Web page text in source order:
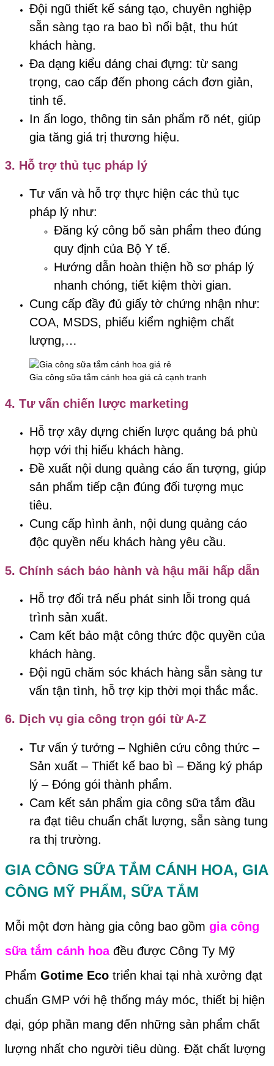
Đội ngũ thiết kế sáng tạo, chuyên nghiệp
sẵn sàng tạo ra bao bì nổi bật, thu hút
khách hàng.
Đa dạng kiểu dáng chai đựng: từ sang
trọng, cao cấp đến phong cách đơn giản,
tinh tế.
In ấn logo, thông tin sản phẩm rõ nét, giúp
gia tăng giá trị thương hiệu.
3. Hỗ trợ thủ tục pháp lý
Tư vấn và hỗ trợ thực hiện các thủ tục
pháp lý như:
Đăng ký công bố sản phẩm theo đúng
quy định của Bộ Y tế.
Hướng dẫn hoàn thiện hồ sơ pháp lý
nhanh chóng, tiết kiệm thời gian.
Cung cấp đầy đủ giấy tờ chứng nhận như:
COA, MSDS, phiếu kiểm nghiệm chất
lượng,…
Gia công sữa tắm cánh hoa giá cả cạnh tranh
4. Tư vấn chiến lược marketing
Hỗ trợ xây dựng chiến lược quảng bá phù
hợp với thị hiếu khách hàng.
Đề xuất nội dung quảng cáo ấn tượng, giúp
sản phẩm tiếp cận đúng đối tượng mục
tiêu.
Cung cấp hình ảnh, nội dung quảng cáo
độc quyền nếu khách hàng yêu cầu.
5. Chính sách bảo hành và hậu mãi hấp dẫn
Hỗ trợ đổi trả nếu phát sinh lỗi trong quá
trình sản xuất.
Cam kết bảo mật công thức độc quyền của
khách hàng.
Đội ngũ chăm sóc khách hàng sẵn sàng tư
vấn tận tình, hỗ trợ kịp thời mọi thắc mắc.
6. Dịch vụ gia công trọn gói từ A-Z
Tư vấn ý tưởng – Nghiên cứu công thức –
Sản xuất – Thiết kế bao bì – Đăng ký pháp
lý – Đóng gói thành phẩm.
Cam kết sản phẩm gia công sữa tắm đầu
ra đạt tiêu chuẩn chất lượng, sẵn sàng tung
ra thị trường.
GIA CÔNG SỮA TẮM CÁNH HOA, GIA
CÔNG MỸ PHẨM, SỮA TẮM
Mỗi một đơn hàng gia công bao gồm gia công
sữa tắm cánh hoa đều được Công Ty Mỹ
Phẩm Gotime Eco triển khai tại nhà xưởng đạt
chuẩn GMP với hệ thống máy móc, thiết bị hiện
đại, góp phần mang đến những sản phẩm chất
lượng nhất cho người tiêu dùng. Đặt chất lượng